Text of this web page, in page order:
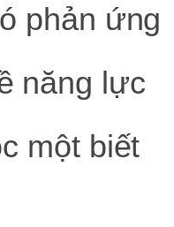
phản ứng
năng lực
một biết